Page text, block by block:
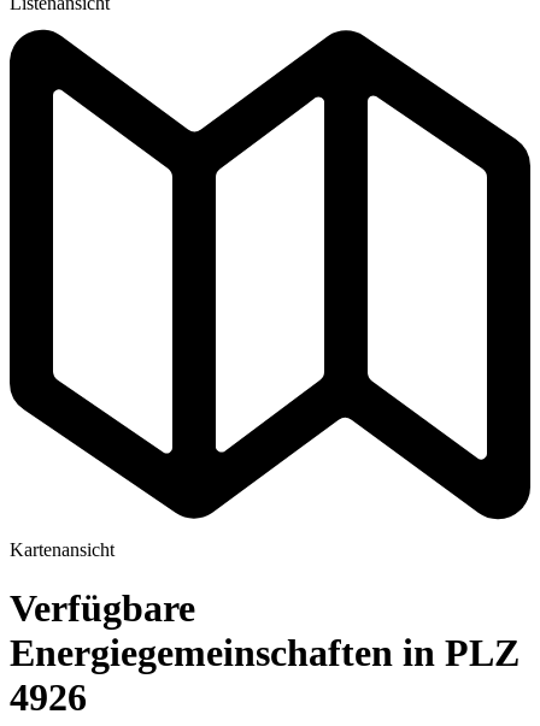
Kartenansicht
Verfügbare
Energiegemeinschaften in PLZ
4926